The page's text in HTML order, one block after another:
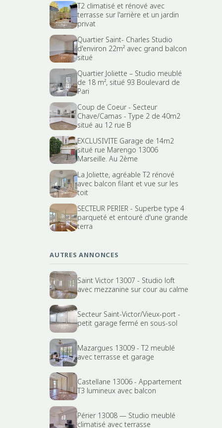
T2 climatisé et rénové avec
terrasse sur l'arrière et un jardin
privat
Quartier Saint- Charles Studio
d'environ 22m² avec grand balcon
situé
Quartier Joliette – Studio meublé
de 18 m², situé 93 Boulevard de
Pari
Coup de Coeur - Secteur
Chave/Camas - Type 2 de 40m2
situé au 12 rue B
EXCLUSIVITE Garage de 14m2
situé rue Marengo 13006
Marseille. Au 2ème
La Joliette, agréable T2 rénové
avec balcon filant et vue sur les
toit
SECTEUR PERIER - Superbe type 4
parqueté et entouré d'une grande
terra
AUTRES ANNONCES
Saint Victor 13007 - Studio loft
avec mezzanine sur cour au calme
Secteur Saint-Victor/Vieux-port -
petit garage fermé en sous-sol
Mazargues 13009 - T2 meublé
avec terrasse et garage
Castellane 13006 - Appartement
T3 lumineux avec balcon
Périer 13008 — Studio meublé
climatisé avec terrasse